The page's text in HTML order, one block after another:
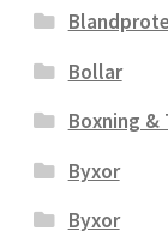
Bollar
Boxning &
Byxor
Byxor